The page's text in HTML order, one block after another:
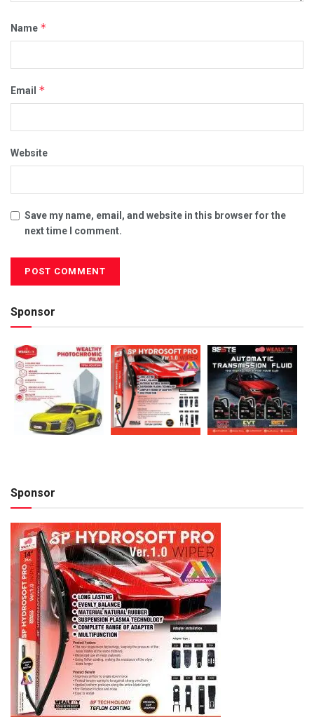
Name *
Email *
Website
Save my name, email, and website in this browser for the
next time I comment.
Sponsor
Sponsor